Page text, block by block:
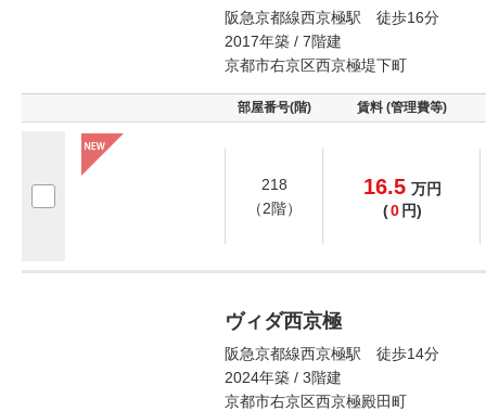
阪急京都線西京極駅 徒歩16分
2017年築 / 7階建
京都市右京区西京極堤下町
部屋番号(階) 賃料 (管理費等)
218
（2階）
16.5 万円
(0 円)
ヴィダ西京極
阪急京都線西京極駅 徒歩14分
2024年築 / 3階建
京都市右京区西京極殿田町